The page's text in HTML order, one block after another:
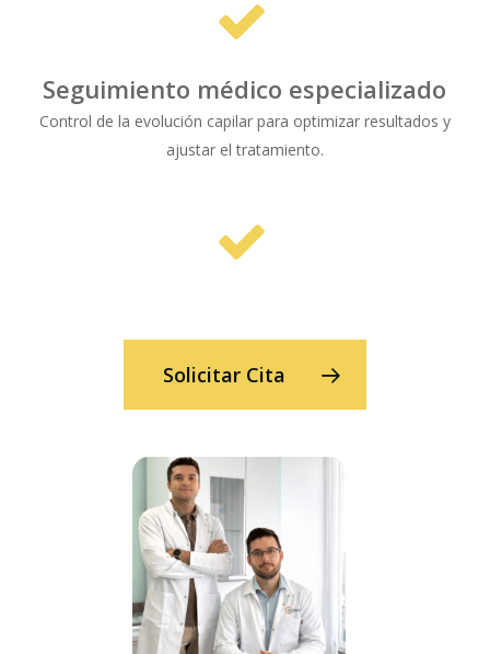
Seguimiento médico especializado
Control de la evolución capilar para optimizar resultados y
ajustar el tratamiento.
Solicitar Cita